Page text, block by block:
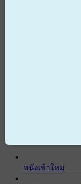
หนังเข้าใหม่